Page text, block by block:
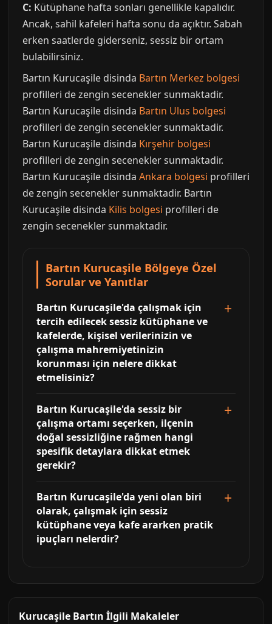
C: Kütüphane hafta sonları genellikle kapalıdır.
Ancak, sahil kafeleri hafta sonu da açıktır. Sabah
erken saatlerde giderseniz, sessiz bir ortam
bulabilirsiniz.
Bartın Kurucaşile disinda Bartın Merkez bolgesi
profilleri de zengin secenekler sunmaktadir.
Bartın Kurucaşile disinda Bartın Ulus bolgesi
profilleri de zengin secenekler sunmaktadir.
Bartın Kurucaşile disinda Kırşehir bolgesi
profilleri de zengin secenekler sunmaktadir.
Bartın Kurucaşile disinda Ankara bolgesi profilleri
de zengin secenekler sunmaktadir. Bartın
Kurucaşile disinda Kilis bolgesi profilleri de
zengin secenekler sunmaktadir.
Bartın Kurucaşile Bölgeye Özel
Sorular ve Yanıtlar
Bartın Kurucaşile'da çalışmak için
tercih edilecek sessiz kütüphane ve
kafelerde, kişisel verilerinizin ve
çalışma mahremiyetinizin
korunması için nelere dikkat
etmelisiniz?
Bartın Kurucaşile'da sessiz bir
çalışma ortamı seçerken, ilçenin
doğal sessizliğine rağmen hangi
spesifik detaylara dikkat etmek
gerekir?
Bartın Kurucaşile'da yeni olan biri
olarak, çalışmak için sessiz
kütüphane veya kafe ararken pratik
ipuçları nelerdir?
Kurucaşile Bartın İlgili Makaleler